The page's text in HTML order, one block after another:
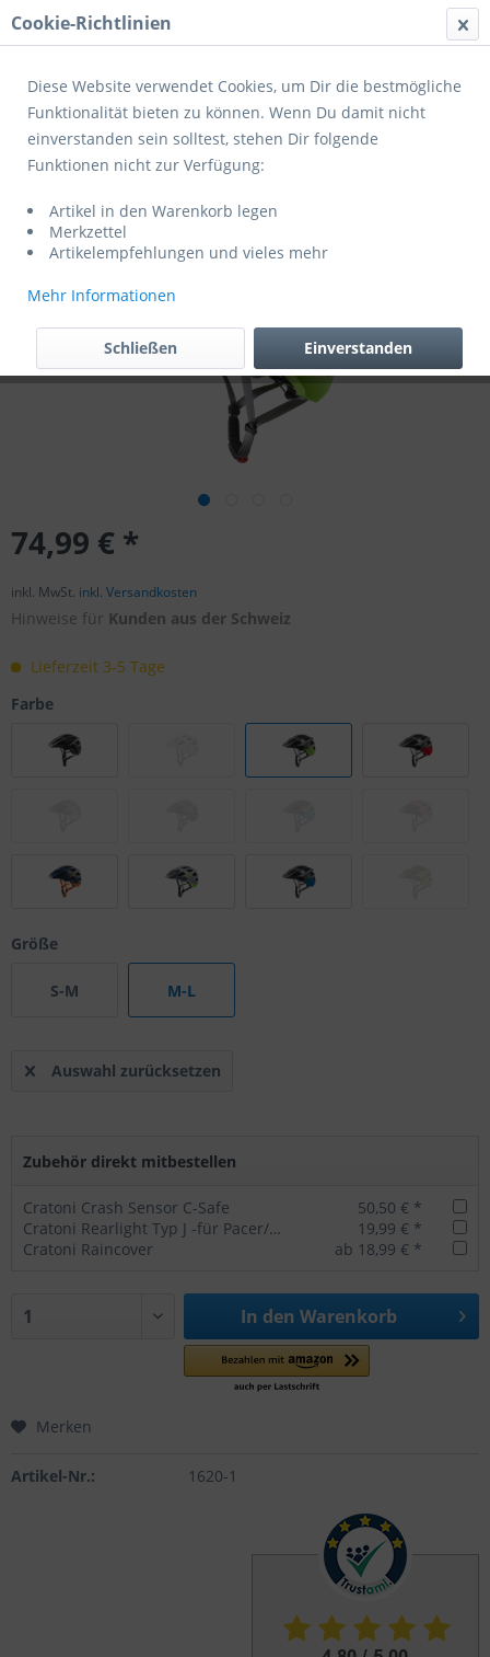
Menü
Übersicht Helme Erwachsene
74,99 € *
inkl. MwSt. inkl. Versandkosten
Hinweise für Kunden aus der Schweiz
Lieferzeit 3-5 Tage
Farbe
Größe
S-M M-L
Auswahl zurücksetzen
Zubehör direkt mitbestellen
Cratoni Crash Sensor C-Safe
50,50 € *
Cratoni Rearlight Typ J -für Pacer/Agravic/AllSet
19,99 € *
Cratoni Raincover
ab 18,99 € *
In den Warenkorb
Merken
Artikel-Nr.: 1620-1
Cookie-Richtlinien
Diese Website verwendet Cookies, um Dir die bestmögliche
Funktionalität bieten zu können. Wenn Du damit nicht
einverstanden sein solltest, stehen Dir folgende
Funktionen nicht zur Verfügung:
Artikel in den Warenkorb legen
Merkzettel
Artikelempfehlungen und vieles mehr
Mehr Informationen
Einverstanden
Schließen